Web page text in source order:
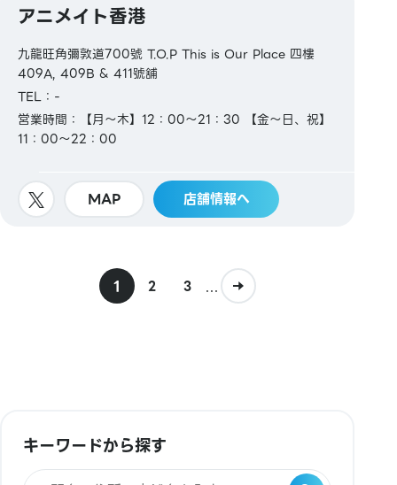
アニメイト香港
九龍旺角彌敦道700號 T.O.P This is Our Place 四樓
409A, 409B & 411號舖
TEL：-
営業時間：【月～木】12：00～21：30 【金～日、祝】
11：00～22：00
MAP 店舗情報へ
1 2 3 ...
キーワードから探す